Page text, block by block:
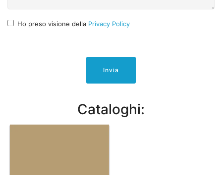
Ho preso visione della Privacy Policy
Invia
Cataloghi: